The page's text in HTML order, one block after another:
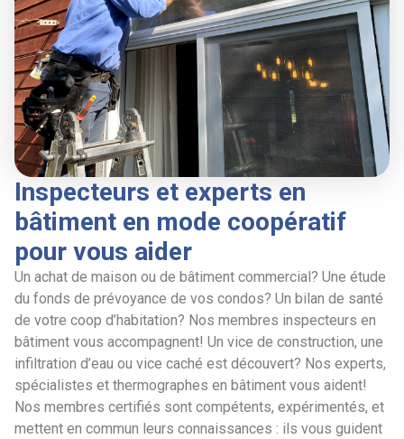
Inspecteurs et experts en
bâtiment en mode coopératif
pour vous aider
Un achat de maison ou de bâtiment commercial? Une étude
du fonds de prévoyance de vos condos? Un bilan de santé
de votre coop d’habitation? Nos membres inspecteurs en
bâtiment vous accompagnent! Un vice de construction, une
infiltration d’eau ou vice caché est découvert? Nos experts,
spécialistes et thermographes en bâtiment vous aident!
Nos membres certifiés sont compétents, expérimentés, et
mettent en commun leurs connaissances : ils vous guident